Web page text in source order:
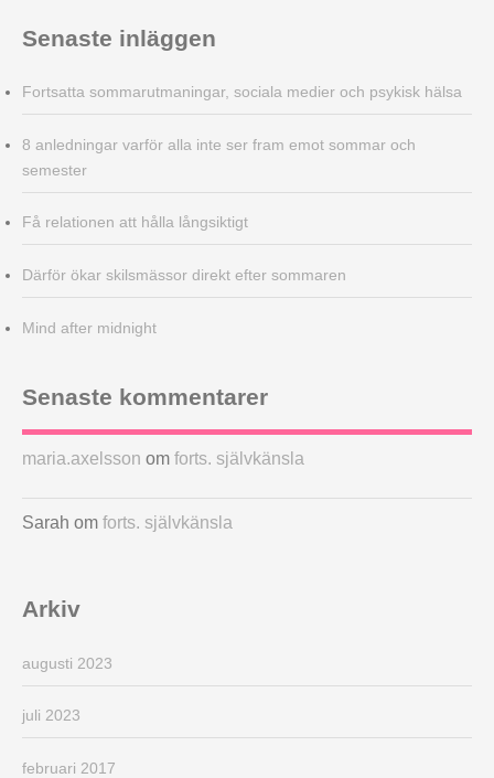
Senaste inläggen
Fortsatta sommarutmaningar, sociala medier och psykisk hälsa
8 anledningar varför alla inte ser fram emot sommar och
semester
Få relationen att hålla långsiktigt
Därför ökar skilsmässor direkt efter sommaren
Mind after midnight
Senaste kommentarer
maria.axelsson om forts. självkänsla
Sarah om forts. självkänsla
Arkiv
augusti 2023
juli 2023
februari 2017